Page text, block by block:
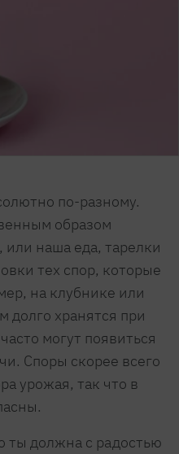
по-разному.
образом
наша еда, тарелки
тех спор, которые
на клубнике или
долго хранятся при
могут появиться
Споры скорее всего
урожая, так что в
ты должна с радостью